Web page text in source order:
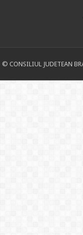
© CONSILIUL JUDETEAN